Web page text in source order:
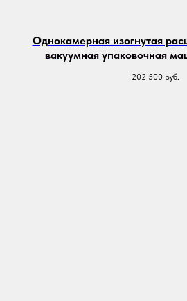
Однокамерная изогнутая
вакуумная упаковочная
202 500 руб.